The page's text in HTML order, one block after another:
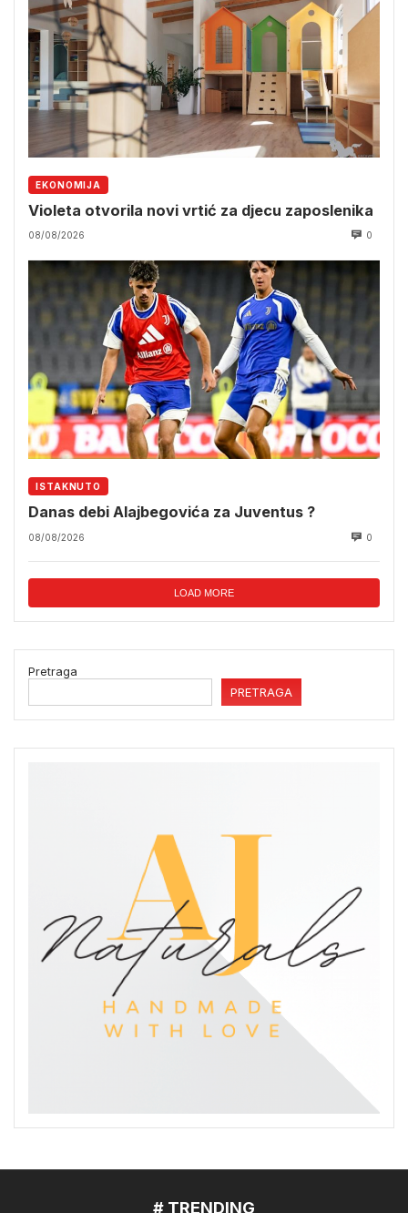
EKONOMIJA
Violeta otvorila novi vrtić za djecu zaposlenika
08/08/2026 0
ISTAKNUTO
Danas debi Alajbegovića za Juventus ?
08/08/2026 0
LOAD MORE
Pretraga
PRETRAGA
# TRENDING